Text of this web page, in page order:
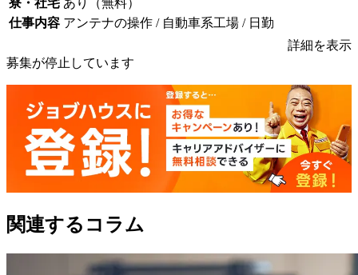
寮・社宅 あり（無料）
仕事内容 アンテナの操作 / 自動車系工場 / 日勤
詳細を表示
募集が停止しています
関連するコラム